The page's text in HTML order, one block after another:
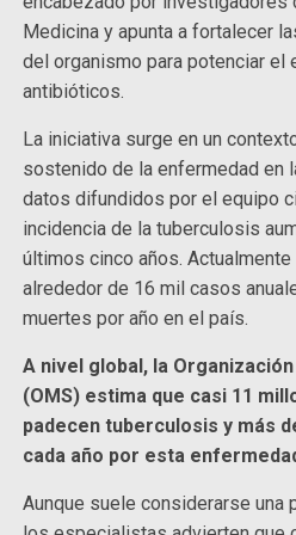
Medicina y apunta a fortalecer
del organismo para potenciar el
antibióticos.
La iniciativa surge en un
sostenido de la enfermedad en
datos difundidos por el equipo
incidencia de la tuberculosis
últimos cinco años.
alrededor de 16 mil casos
muertes por año en el país.
A nivel global, la
(OMS) estima que casi 11
padecen tuberculosis y más
cada año por esta
Aunque suele considerarse una